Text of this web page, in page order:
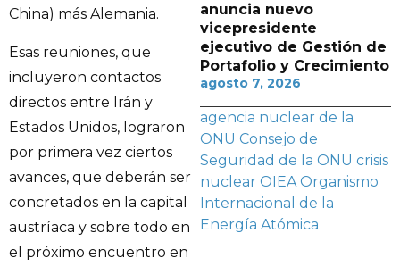
China) más Alemania.
Esas reuniones, que
incluyeron contactos
directos entre Irán y
Estados Unidos, lograron
por primera vez ciertos
avances, que deberán ser
concretados en la capital
austríaca y sobre todo en
el próximo encuentro en
anuncia nuevo
vicepresidente
ejecutivo de Gestión de
Portafolio y Crecimiento
agosto 7, 2026
agencia nuclear de la
ONU Consejo de
Seguridad de la ONU crisis
nuclear OIEA Organismo
Internacional de la
Energía Atómica